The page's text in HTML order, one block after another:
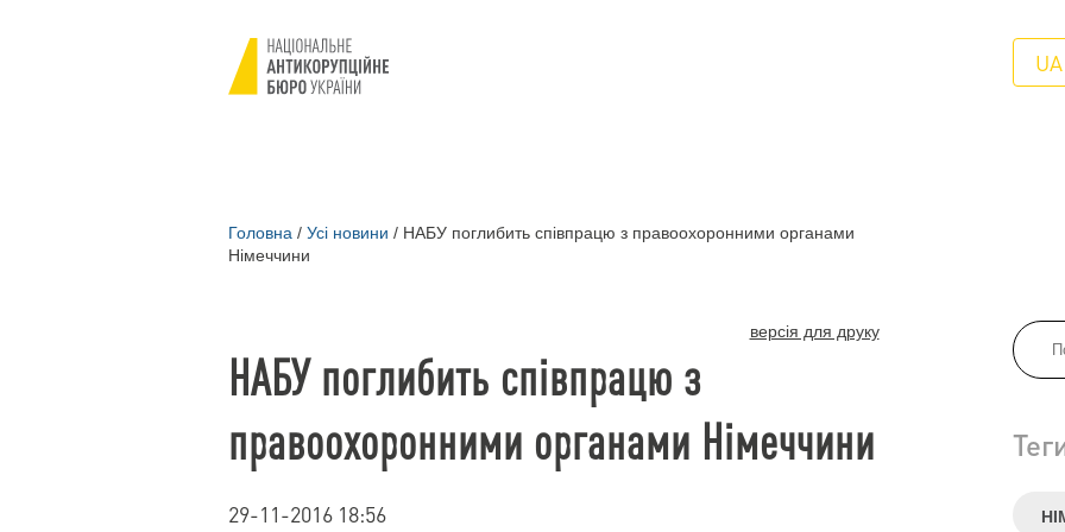
UA
Головна / Усі новини / НАБУ поглибить співпрацю з правоохоронними органами
Німеччини
версія для друку
НАБУ поглибить співпрацю з
правоохоронними органами Німеччини
29-11-2016 18:56